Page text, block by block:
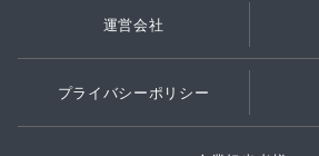
運営会社
プライバシーポリシー